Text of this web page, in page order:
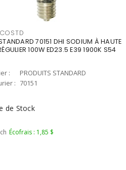
70151 DHI SODIUM À HAUTE
100W ED23.5 E39 1900K S54
:
PRODUITS STANDARD
: 70151
de Stock
Écofrais : 1,85 $